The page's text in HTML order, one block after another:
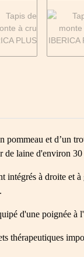
pommeau et d’un
de laine d'environ
intégrés à droite
d'une poignée à
thérapeutiques